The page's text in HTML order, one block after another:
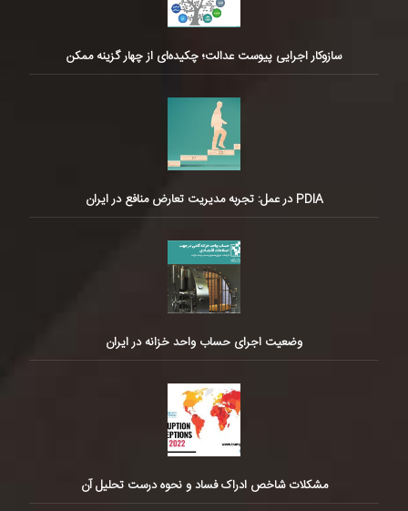
سازوکار اجرایی پیوست عدالت؛ چکیده‌ای از چهار گزینه ممکن
PDIA در عمل: تجربه مدیریت تعارض منافع در ایران
وضعیت اجرای حساب واحد خزانه در ایران
مشکلات شاخص ادراک فساد و نحوه درست تحلیل آن